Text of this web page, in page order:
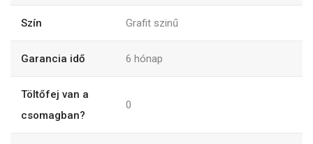
Szín Grafit szinű
Garancia idő 6 hónap
Töltőfej van a
csomagban?
0